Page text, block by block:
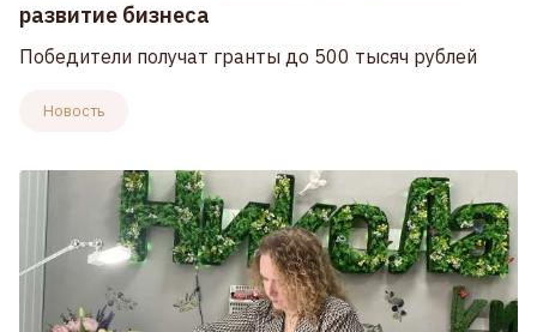
развитие бизнеса
Победители получат гранты до 500 тысяч рублей
Новость